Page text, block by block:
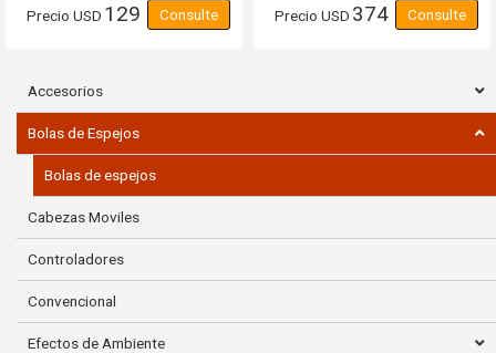
Accesorios
Bolas de Espejos
Bolas de espejos
Cabezas Moviles
Controladores
Convencional
Efectos de Ambiente
Precio USD 129 Precio USD 374